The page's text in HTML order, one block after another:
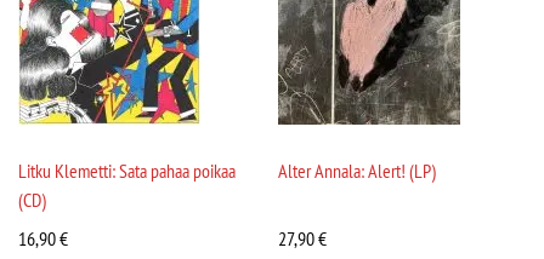
Litku Klemetti: Sata pahaa poikaa
(CD)
16,90€
Alter Annala: Alert! (LP)
27,90€